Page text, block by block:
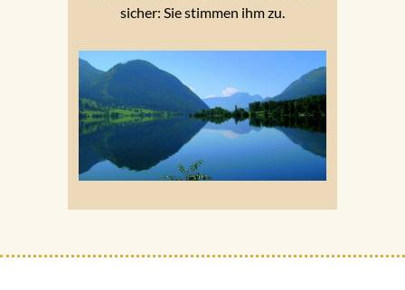
sicher: Sie stimmen ihm zu.